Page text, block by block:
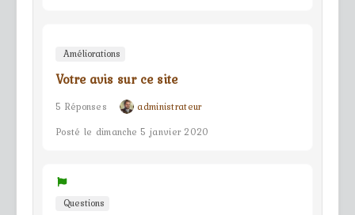
Améliorations
Votre avis sur ce site
5 Réponses
administrateur
Posté le dimanche 5 janvier 2020
Questions